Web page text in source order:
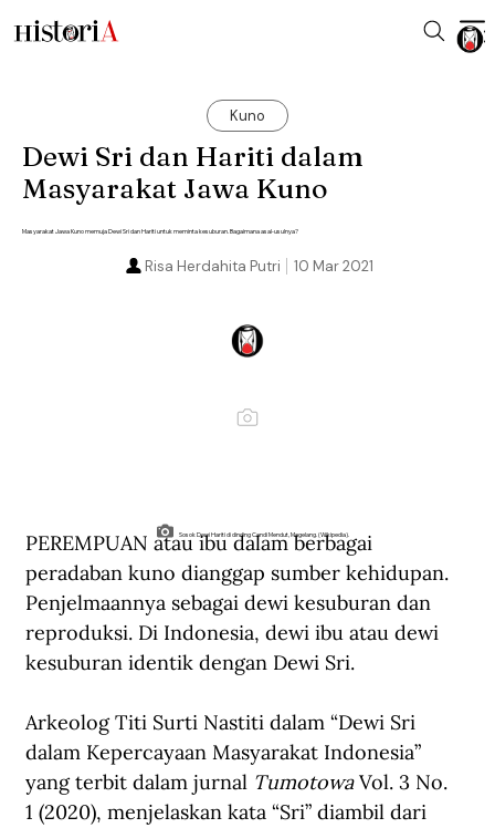
Kuno
Dewi Sri dan Hariti dalam
Masyarakat Jawa Kuno
Masyarakat Jawa Kuno memuja Dewi Sri dan Hariti untuk meminta kesuburan. Bagaimana asal-usulnya?
10 Mar 2021
Risa Herdahita Putri
Sosok Dewi Hariti di dinding Candi Mendut, Magelang. (Wikipedia).
PEREMPUAN atau ibu dalam berbagai
peradaban kuno dianggap sumber kehidupan.
Penjelmaannya sebagai dewi kesuburan dan
reproduksi. Di Indonesia, dewi ibu atau dewi
kesuburan identik dengan Dewi Sri.
Arkeolog Titi Surti Nastiti dalam “Dewi Sri
dalam Kepercayaan Masyarakat Indonesia”
yang terbit dalam jurnal Tumotowa Vol. 3 No.
1 (2020), menjelaskan kata “Sri” diambil dari